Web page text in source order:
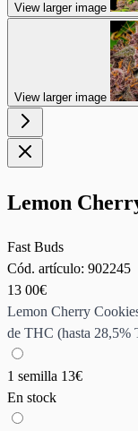
View larger image
View larger image
Lemon
Fast Buds
Cód. artículo: 902245
13 00€
Lemon Cherry
de THC (hasta 28,5%
1 semilla 13€
En stock